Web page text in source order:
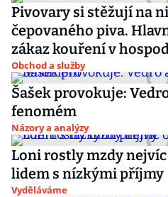
Pivovary si stěžují na
čepovaného piva.
zákaz kouření v
Obchod a služby
Šašek provokuje:
fenomém
Názory a analýzy
Loni rostly mzdy
lidem s nízkými příjmy
Vyděláváme